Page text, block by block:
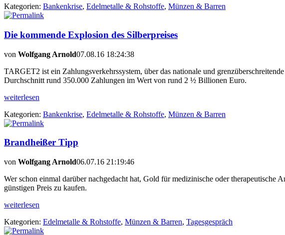
Kategorien: Bankenkrise, Edelmetalle & Rohstoffe, Münzen & Barren
Die kommende Explosion des Silberpreises
von Wolfgang Arnold07.08.16 18:24:38
TARGET2 ist ein Zahlungsverkehrssystem, über das nationale und
Durchschnitt rund 350.000 Zahlungen im Wert von rund 2 ½ Billionen Euro.
weiterlesen
Kategorien: Bankenkrise, Edelmetalle & Rohstoffe, Münzen & Barren
Brandheißer Tipp
von Wolfgang Arnold06.07.16 21:19:46
Wer schon einmal darüber nachgedacht hat, Gold für medizinische oder
günstigen Preis zu kaufen.
weiterlesen
Kategorien: Edelmetalle & Rohstoffe, Münzen & Barren, Tagesgespräch